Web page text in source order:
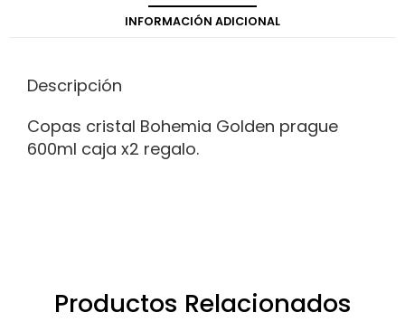
INFORMACIÓN ADICIONAL
Descripción
Copas cristal Bohemia Golden prague
600ml caja x2 regalo.
Productos Relacionados